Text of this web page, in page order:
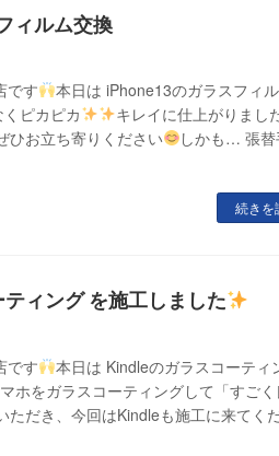
ィルム交換
です
本日は iPhone13のガラスフィ
ピカピカ
キレイに仕上がりまし
ひお立ち寄りください
しかも… 張替
続きを
ィング を施工しました
です
本日は Kindleのガラスコーティ
ホをガラスコーティングして「すご
ただき、今回はKindleも施工に来てく